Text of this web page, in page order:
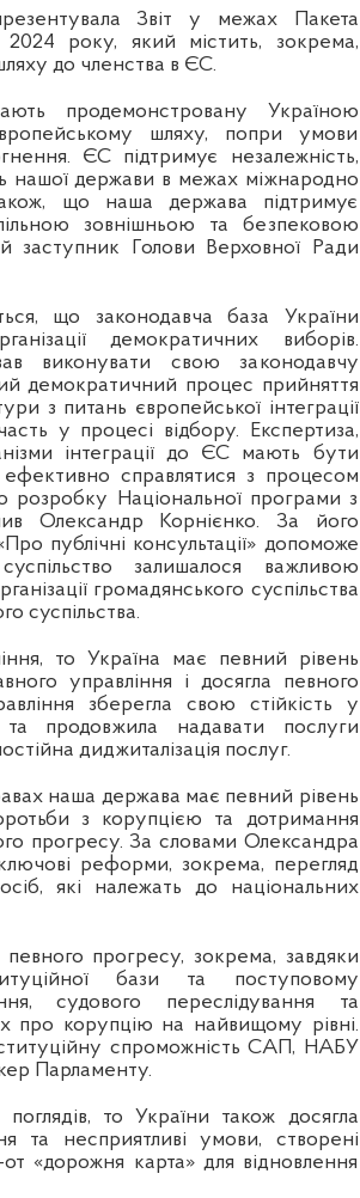
Звіт у межах Пакета
року, який містить, зокрема,
до членства в ЄС.
продемонстровану Україною
шляху, попри умови
ЄС підтримує незалежність,
нашої держави в межах міжнародно
що наша держава підтримує
зовнішньою та безпековою
Голови Верховної Ради
що законодавча база України
демократичних виборів.
виконувати свою законодавчу
демократичний процес прийняття
з питань європейської інтеграції
у процесі відбору. Експертиза,
інтеграції до ЄС мають бути
справлятися з процесом
Національної програми з
Олександр Корнієнко. За його
публічні консультації» допоможе
залишалося важливою
громадянського суспільства
суспільства.
то Україна має певний рівень
управління і досягла певного
зберегла свою стійкість у
продовжила надавати послуги
диджиталізація послуг.
наша держава має певний рівень
з корупцією та дотримання
прогресу. За словами Олександра
реформи, зокрема, перегляд
які належать до національних
прогресу, зокрема, завдяки
бази та поступовому
судового переслідування та
про корупцію на найвищому рівні.
спроможність САП, НАБУ
Парламенту.
то України також досягла
та несприятливі умови, створені
«дорожня карта» для відновлення